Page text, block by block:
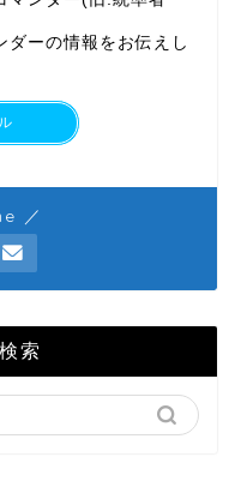
ダーの情報をお伝えし
／
索